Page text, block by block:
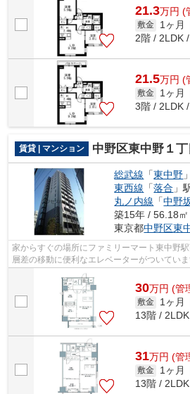
21.3万円 (
敷金 1ヶ月
2階 / 2LDK
21.5万円 (
敷金 1ヶ月
3階 / 2LDK
賃貸 | マンション 中野区東中野１
総武線 「東中野
東西線 「落合 」
丸ノ内線 「中野
築15年 / 56.18
東京都中野区東
家からすぐの場所にファミリーマート東中野
層差の移動に便利なエレベーターがついてい
ンタイプの物件。徒歩1分に駅があるの...
30万円 (管
敷金 1ヶ月
13階 /
31万円 (管
敷金 1ヶ月
13階 /